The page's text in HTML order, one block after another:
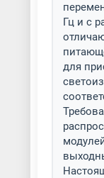
Гц и с
для